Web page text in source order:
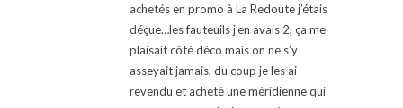
achetés en promo à La Redoute j’étais
déçue…les fauteuils j’en avais 2, ça me
plaisait côté déco mais on ne s’y
asseyait jamais, du coup je les ai
revendu et acheté une méridienne qui